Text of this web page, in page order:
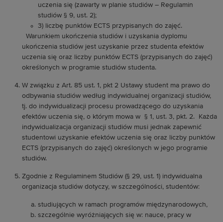
uczenia się (zawarty w planie studiów – Regulamin
studiów § 9, ust. 2);
3) liczbę punktów ECTS przypisanych do zajęć.
Warunkiem ukończenia studiów i uzyskania dyplomu
ukończenia studiów jest uzyskanie przez studenta efektów
uczenia się oraz liczby punktów ECTS (przypisanych do zajęć)
określonych w programie studiów studenta.
W związku z Art. 85 ust. 1, pkt 2 Ustawy student ma prawo do
odbywania studiów według indywidualnej organizacji studiów,
tj. do indywidualizacji procesu prowadzącego do uzyskania
efektów uczenia się, o którym mowa w § 1, ust. 3, pkt. 2. Każda
indywidualizacja organizacji studiów musi jednak zapewnić
studentowi uzyskanie efektów uczenia się oraz liczby punktów
ECTS (przypisanych do zajęć) określonych w jego programie
studiów.
Zgodnie z Regulaminem Studiów (§ 29, ust. 1) indywidualna
organizacja studiów dotyczy, w szczególności, studentów:
studiujących w ramach programów międzynarodowych,
szczególnie wyróżniających się w: nauce, pracy w